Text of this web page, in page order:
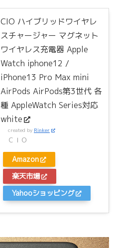
CIO ハイブリッドワイヤレ
スチャージャー マグネット
ワイヤレス充電器 Apple
Watch iphone12 /
iPhone13 Pro Max mini
AirPods AirPods第3世代 各
種 AppleWatch Series対応
white
created by Rinker
ＣＩＯ
Amazon
楽天市場
Yahooショッピング